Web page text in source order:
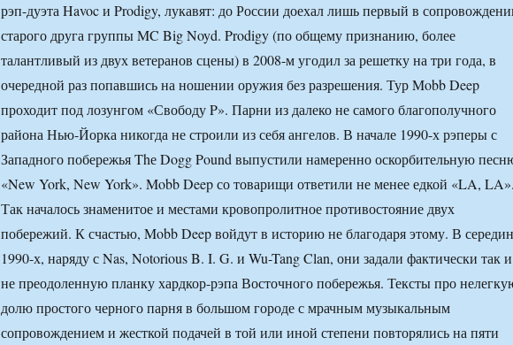
рэп-дуэта Havoc и Prodigy, лукавят: до России доехал лишь первый в
старого друга группы MC Big Noyd. Prodigy (по общему признанию, более
талантливый из двух ветеранов сцены) в 2008-м угодил за решетку на три года, в
очередной раз попавшись на ношении оружия без разрешения. Тур Mobb Deep
проходит под лозунгом «Свободу P». Парни из далеко не самого благополучного
района Нью-Йорка никогда не строили из себя ангелов. В начале 1990-х рэперы с
Западного побережья Thе Dogg Pound выпустили намеренно оскорбительную
«New York, New York». Mobb Deep со товарищи ответили не менее едкой «LA,
Так началось знаменитое и местами кровопролитное противостояние двух
побережий. К счастью, Mobb Deep войдут в историю не благодаря этому. В
1990-х, наряду с Nas, Notorious B. I. G. и Wu-Tang Clan, они задали фактически так и
не преодоленную планку хардкор-рэпа Восточного побережья. Тексты про
долю простого черного парня в большом городе с мрачным музыкальным
сопровождением и жесткой подачей в той или иной степени повторялись на пяти